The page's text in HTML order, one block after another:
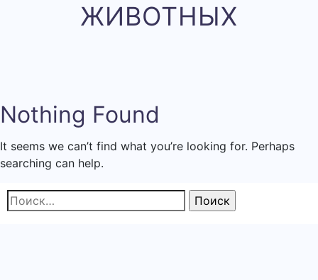
ЖИВОТНЫХ
Nothing Found
It seems we can’t find what you’re looking for. Perhaps
searching can help.
Найти: